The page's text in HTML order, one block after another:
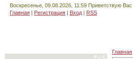
Воскресенье, 09.08.2026, 11:59 Приветствую Вас
Главная | Регистрация | Вход | RSS
Главная